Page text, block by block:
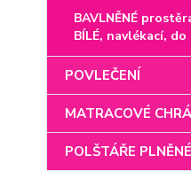
BAVLNĚNÉ
BÍLÉ, navlékací, do
POVLEČENÍ
MATRACOVÉ
POLŠTÁŘE